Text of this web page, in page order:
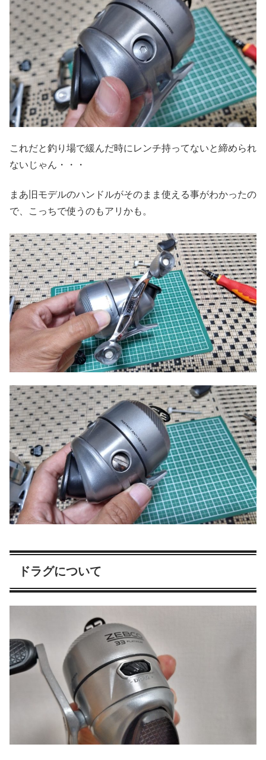
これだと釣り場で緩んだ時にレンチ持ってないと締められ
ないじゃん・・・
まあ旧モデルのハンドルがそのまま使える事がわかったの
で、こっちで使うのもアリかも。
ドラグについて